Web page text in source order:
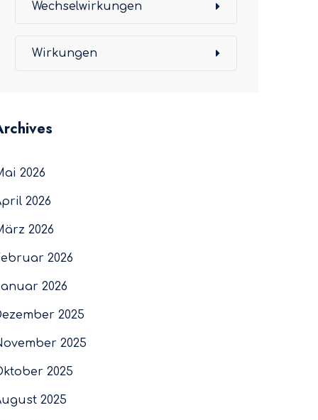
Wechselwirkungen
Wirkungen
2026
2026
2026
2026
2026
2025
2025
2025
2025